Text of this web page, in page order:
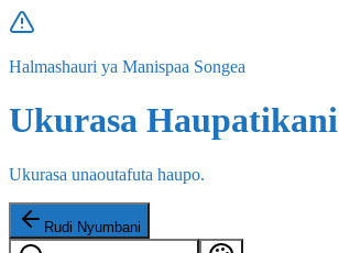
Halmashauri ya Manispaa Songea
Ukurasa Haupatikani
Ukurasa unaoutafuta haupo.
Rudi Nyumbani